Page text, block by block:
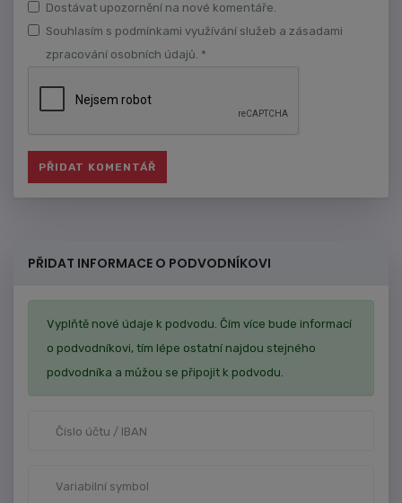
Dostávat upozornění na nové komentáře.
Souhlasím s podmínkami využívání služeb a zásadami
zpracování osobních údajů. *
PŘIDAT INFORMACE O PODVODNÍKOVI
Vyplňtě nové údaje k podvodu. Čím více bude informací
o podvodníkovi, tím lépe ostatní najdou stejného
podvodníka a můžou se připojit k podvodu.